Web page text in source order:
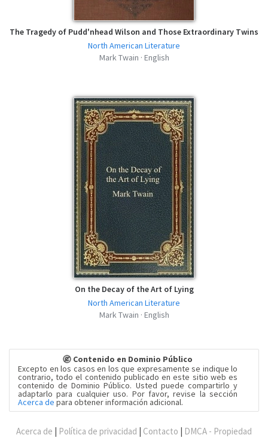
The Tragedy of Pudd'nhead Wilson and Those Extraordinary Twins
North American Literature
Mark Twain · English
On the Decay of the Art of Lying
North American Literature
Mark Twain · English
Contenido en Dominio Público
Excepto en los casos en los que expresamente se indique lo
contrario, todo el contenido publicado en este sitio web es
contenido de Dominio Público. Usted puede compartirlo y
adaptarlo para cualquier uso. Por favor, revise la sección
Acerca de para obtener información adicional.
Acerca de Política de privacidad Contacto
DMCA - Propiedad